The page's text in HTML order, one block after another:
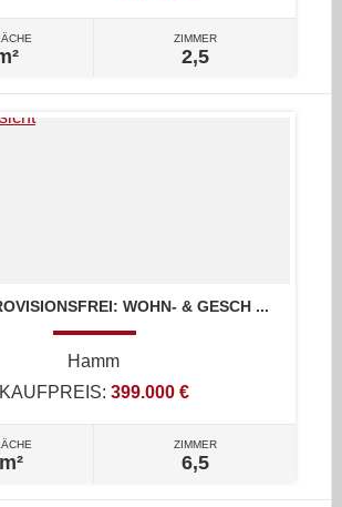
ZIMMER
2,5
WOHN- & GESCH ...
Hamm
KAUFPREIS: 399.000 €
ZIMMER
6,5